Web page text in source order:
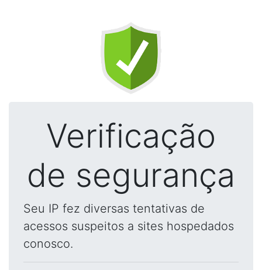
Verificação
de segurança
Seu IP fez diversas tentativas de
acessos suspeitos a sites hospedados
conosco.